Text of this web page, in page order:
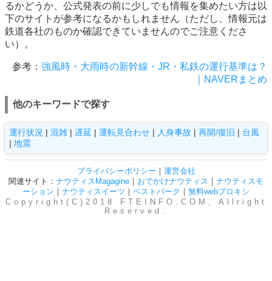
るかどうか、公式発表の前に少しでも情報を集めたい方は以
下のサイトが参考になるかもしれません（ただし、情報元は
鉄道各社のものか確認できていませんのでご注意くださ
い）。
参考： 強風時・大雨時の新幹線・JR・私鉄の運行基準は？
｜NAVERまとめ
他のキーワードで探す
運行状況 | 混雑 | 遅延 | 運転見合わせ | 人身事故 | 再開/復旧 | 台風
| 地震
プライバシーポリシー ｜ 運営会社
関連サイト： ナウティスMagagine ｜ おでかけナウティス ｜ ナウティスモ
ーション ｜ ナウティスイーツ ｜ ベストパーク ｜ 無料webプロキシ
Copyright(C)2018 FTEINFO.COM, Allright
Reserved.